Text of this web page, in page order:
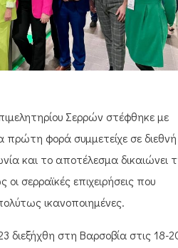
Σερρών στέφθηκε με
πρώτη φορά συμμετείχε σε διεθνή
και το αποτέλεσμα δικαιώνει
σερραϊκές επιχειρήσεις που
ικανοποιημένες.
διεξήχθη στη Βαρσοβία στις 18-